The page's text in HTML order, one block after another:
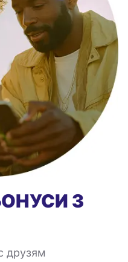
З
друзям